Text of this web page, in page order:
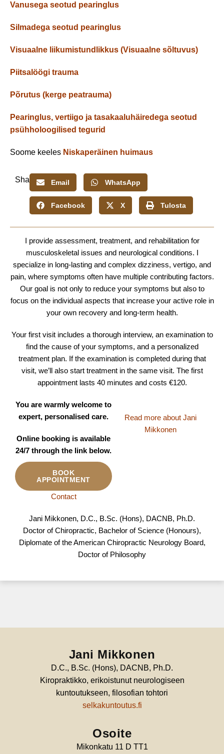
Vanusega seotud pearinglus
Silmadega seotud pearinglus
Visuaalne liikumistundlikkus (Visuaalne sõltuvus)
Piitsalöögi trauma
Põrutus (kerge peatrauma)
Pearinglus, vertiigo ja tasakaaluhäiredega seotud
psühholoogilised tegurid
Soome keeles Niskaperäinen huimaus
Share: Email WhatsApp
Facebook X Tulosta
I provide assessment, treatment, and rehabilitation for
musculoskeletal issues and neurological conditions. I
specialize in long-lasting and complex dizziness, vertigo, and
pain, where symptoms often have multiple contributing factors.
Our goal is not only to reduce your symptoms but also to
focus on the individual aspects that increase your active role in
your own recovery and long-term health.
Your first visit includes a thorough interview, an examination to
find the cause of your symptoms, and a personalized
treatment plan. If the examination is completed during that
visit, we’ll also start treatment in the same visit. The first
appointment lasts 40 minutes and costs €120.
You are warmly welcome to
expert, personalised care.
Online booking is available
24/7 through the link below.
BOOK
APPOINTMENT
Contact
Read more about Jani
Mikkonen
Jani Mikkonen, D.C., B.Sc. (Hons), DACNB, Ph.D.
Doctor of Chiropractic, Bachelor of Science (Honours),
Diplomate of the American Chiropractic Neurology Board,
Doctor of Philosophy
Jani Mikkonen
D.C., B.Sc. (Hons), DACNB, Ph.D.
Kiropraktikko, erikoistunut neurologiseen
kuntoutukseen, filosofian tohtori
selkakuntoutus.fi
Osoite
Mikonkatu 11 D TT1